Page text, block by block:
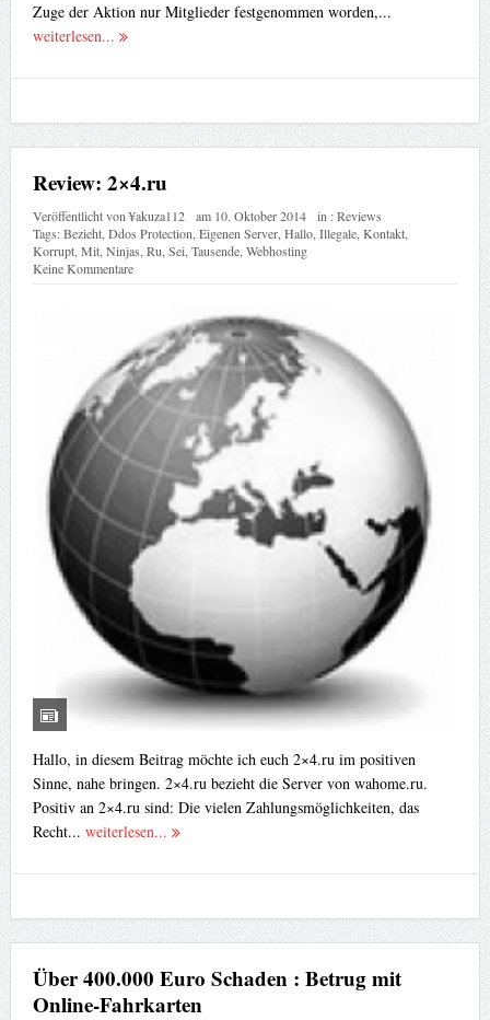
Zuge der Aktion nur Mitglieder festgenommen worden,...
weiterlesen...
Review: 2×4.ru
Veröffentlicht von¥akuza112 am 10. Oktober 2014 in :Reviews
Tags:Bezieht, Ddos Protection Eigenen Server, Hallo, Illegale, Kontakt,
Korrupt, Mit, Ninjas Ru Sei Tausende, Webhosting
Keine Kommentare
Hallo, in diesem Beitrag möchte ich euch 2×4.ru im positiven
Sinne, nahe bringen. 2×4.ru bezieht die Server von wahome.ru.
Positiv an 2×4.ru sind: Die vielen Zahlungsmöglichkeiten, das
Recht... weiterlesen...
Über 400.000 Euro Schaden : Betrug mit
Online-Fahrkarten